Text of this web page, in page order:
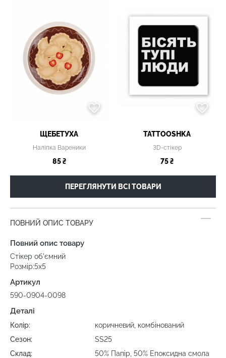
ЩЕБЕТУХА
Наліпка Вареники
85 ₴
TATTOOSHKA
3D-стікер
75 ₴
ПЕРЕГЛЯНУТИ ВСІ ТОВАРИ
ПОВНИЙ ОПИС ТОВАРУ
Повний опис товару
Стікер об'ємний
Розмір:5х5
Артикул
590-0904-0098
Деталі
Колір:
коричневий, комбінований
Сезон:
SS25
Склад:
50% Папір, 50% Епоксидна смола